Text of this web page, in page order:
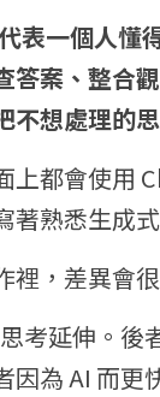
表一個人懂
答案、整合
不想處理的
上都會使用
著熟悉生成式
裡，差異會
考延伸。後
因為 AI 而更